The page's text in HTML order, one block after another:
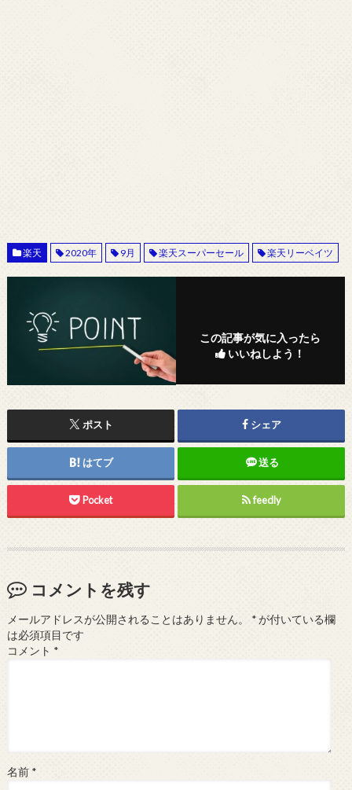
楽天 2020年 9月 楽天スーパーセール 楽天リーベイツ
この記事が気に入ったら
いいねしよう！
ポスト シェア
はてブ 送る
Pocket feedly
コメントを残す
メールアドレスが公開されることはありません。 *が付いている欄
は必須項目です
コメント *
名前 *